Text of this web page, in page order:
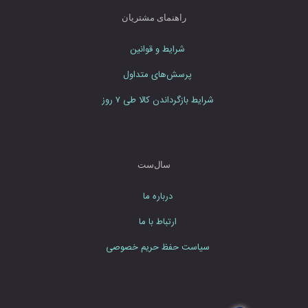
م
ی
د
راهنمای مشتریان
شرایط و قوانین
پرسش‌های متداول
شرایط بازگرداندن کالا طی ۷ روز
سال‌ست
درباره ما
ارتباط با ما
سیاست حفظ حریم خصوصی